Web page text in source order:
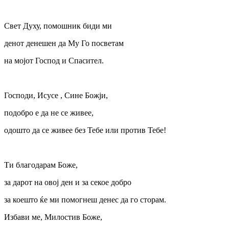
Свет Духу, помошник биди ми
денот денешен да Му Го посветам
на мојот Господ и Спасител.
Господи, Исусе , Сине Божји,
подобро е да не се живее,
одошто да се живее без Тебе или против Тебе!
Ти благодарам Боже,
за дарот на овој ден и за секое добро
за коешто ќе ми помогнеш денес да го сторам.
Избави ме, Милостив Боже,